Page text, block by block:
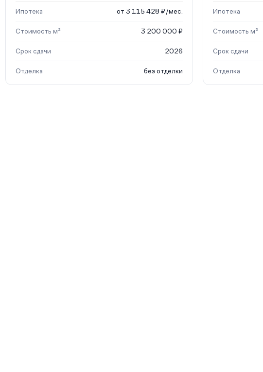
Ипотека от 3 115 428 ₽/мес.
Стоимость м² 3 200 000 ₽
Срок сдачи 2026
Отделка без отделки
Ипотека
Стоимость м²
Срок сдачи
Отделка